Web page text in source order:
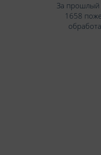
За прошлый
1658